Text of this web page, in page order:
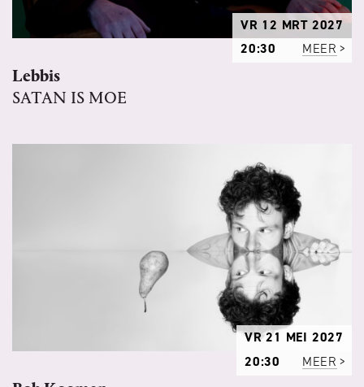
VR 12 MRT 2027
20:30
MEER
Lebbis
SATAN IS MOE
VR 21 MEI 2027
20:30
MEER